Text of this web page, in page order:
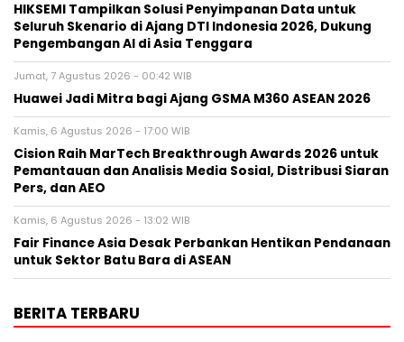
HIKSEMI Tampilkan Solusi Penyimpanan Data untuk
Seluruh Skenario di Ajang DTI Indonesia 2026, Dukung
Pengembangan AI di Asia Tenggara
Jumat, 7 Agustus 2026 - 00:42 WIB
Huawei Jadi Mitra bagi Ajang GSMA M360 ASEAN 2026
Kamis, 6 Agustus 2026 - 17:00 WIB
Cision Raih MarTech Breakthrough Awards 2026 untuk
Pemantauan dan Analisis Media Sosial, Distribusi Siaran
Pers, dan AEO
Kamis, 6 Agustus 2026 - 13:02 WIB
Fair Finance Asia Desak Perbankan Hentikan Pendanaan
untuk Sektor Batu Bara di ASEAN
BERITA TERBARU